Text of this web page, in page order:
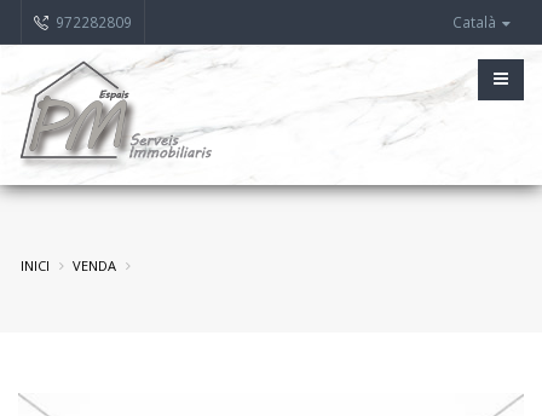
972282809 Català
INICI VENDA